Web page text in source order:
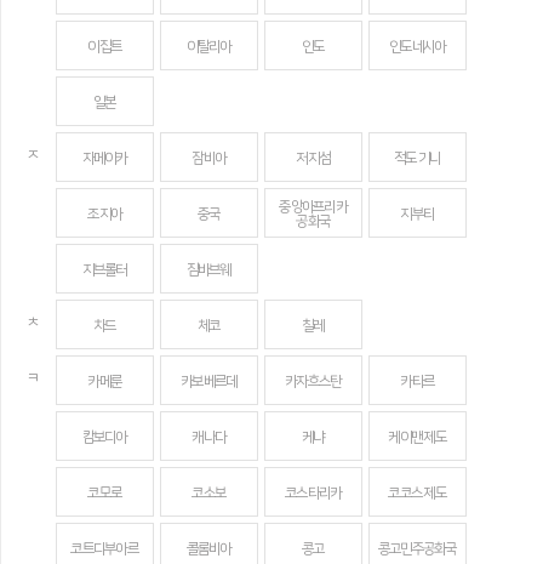
이집트 이탈리아 인도 인도네시아
일본
ㅈ 자메이카 잠비아 저지섬 적도 기니
조지아 중국
중앙아프리카
공화국
지부티
지브롤터 짐바브웨
ㅊ 차드 체코 칠레
ㅋ 카메룬 카보베르데 카자흐스탄 카타르
캄보디아 캐나다 케냐 케이맨 제도
코모로 코소보 코스타리카 코코스 제도
코트디부아르 콜롬비아 콩고 콩고민주공화국